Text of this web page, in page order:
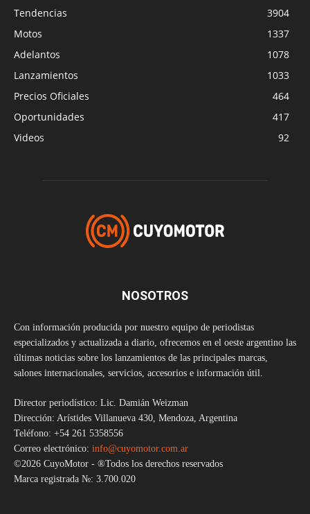
Tendencias
3904
Motos
1337
Adelantos
1078
Lanzamientos
1033
Precios Oficiales
464
Oportunidades
417
Videos
92
NOSOTROS
Con información producida por nuestro equipo de periodistas
especializados y actualizada a diario, ofrecemos en el oeste argentino las
últimas noticias sobre los lanzamientos de las principales marcas,
salones internacionales, servicios, accesorios e información útil.
Director periodístico: Lic. Damián Weizman
Dirección: Arístides Villanueva 430, Mendoza, Argentina
Teléfono: +54 261 5358556
Correo electrónico: info@cuyomotor.com.ar
©2026 CuyoMotor - ®Todos los derechos reservados
Marca registrada №: 3.700.020